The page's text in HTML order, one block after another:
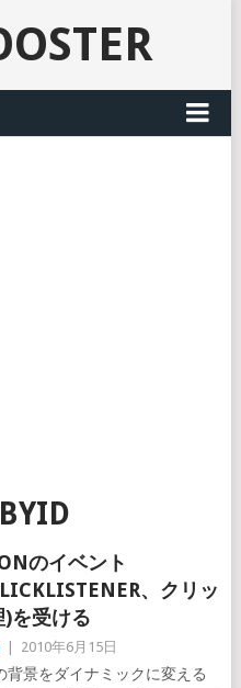
のイベント
、クリッ
)を受ける
2010年6月15日
背景をダイナミックに変える